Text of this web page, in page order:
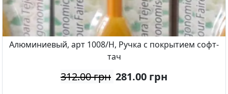
Алюминиевый, арт 1008/H, Ручка с покрытием софт-
тач
312.00 грн 281.00 грн